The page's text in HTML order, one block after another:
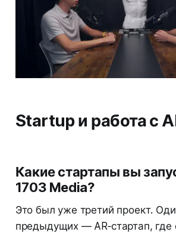
Startup и работа с
Какие стартапы вы
1703 Media?
Это был уже третий проект.
предыдущих — AR‑стартап, где